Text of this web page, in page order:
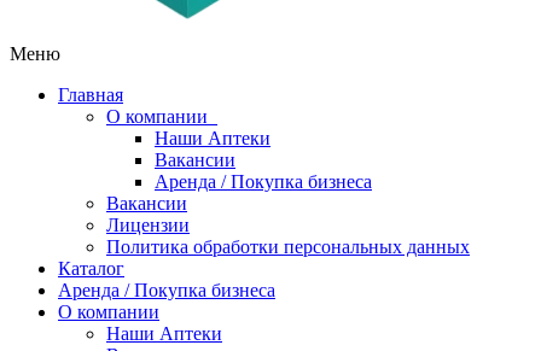
Меню
Главная
О компании
Наши Аптеки
Вакансии
Аренда / Покупка бизнеса
Вакансии
Лицензии
Политика обработки персональных данных
Каталог
Аренда / Покупка бизнеса
О компании
Наши Аптеки